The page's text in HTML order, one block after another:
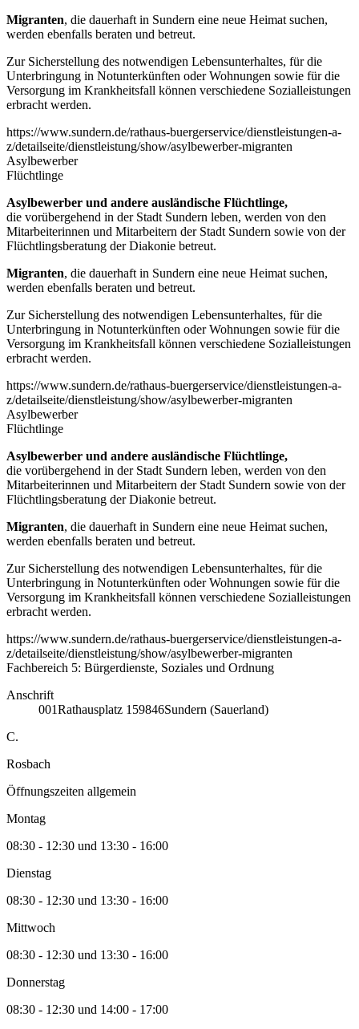
Migranten, die dauerhaft in Sundern eine neue Heimat suchen,
werden ebenfalls beraten und betreut.
Zur Sicherstellung des notwendigen Lebensunterhaltes, für die
Unterbringung in Notunterkünften oder Wohnungen sowie für die
Versorgung im Krankheitsfall können verschiedene Sozialleistungen
erbracht werden.
https://www.sundern.de/rathaus-buergerservice/dienstleistungen-a-
z/detailseite/dienstleistung/show/asylbewerber-migranten
Asylbewerber
Flüchtlinge
Asylbewerber und andere ausländische Flüchtlinge,
die vorübergehend in der Stadt Sundern leben, werden von den
Mitarbeiterinnen und Mitarbeitern der Stadt Sundern sowie von der
Flüchtlingsberatung der Diakonie betreut.
Migranten, die dauerhaft in Sundern eine neue Heimat suchen,
werden ebenfalls beraten und betreut.
Zur Sicherstellung des notwendigen Lebensunterhaltes, für die
Unterbringung in Notunterkünften oder Wohnungen sowie für die
Versorgung im Krankheitsfall können verschiedene Sozialleistungen
erbracht werden.
https://www.sundern.de/rathaus-buergerservice/dienstleistungen-a-
z/detailseite/dienstleistung/show/asylbewerber-migranten
Asylbewerber
Flüchtlinge
Asylbewerber und andere ausländische Flüchtlinge,
die vorübergehend in der Stadt Sundern leben, werden von den
Mitarbeiterinnen und Mitarbeitern der Stadt Sundern sowie von der
Flüchtlingsberatung der Diakonie betreut.
Migranten, die dauerhaft in Sundern eine neue Heimat suchen,
werden ebenfalls beraten und betreut.
Zur Sicherstellung des notwendigen Lebensunterhaltes, für die
Unterbringung in Notunterkünften oder Wohnungen sowie für die
Versorgung im Krankheitsfall können verschiedene Sozialleistungen
erbracht werden.
https://www.sundern.de/rathaus-buergerservice/dienstleistungen-a-
z/detailseite/dienstleistung/show/asylbewerber-migranten
Fachbereich 5: Bürgerdienste, Soziales und Ordnung
Anschrift
001Rathausplatz 1 59846Sundern (Sauerland)
C.
Rosbach
Öffnungszeiten allgemein
Montag
08:30 - 12:30 und 13:30 - 16:00
Dienstag
08:30 - 12:30 und 13:30 - 16:00
Mittwoch
08:30 - 12:30 und 13:30 - 16:00
Donnerstag
08:30 - 12:30 und 14:00 - 17:00